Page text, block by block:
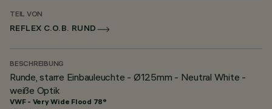
TEIL VON
REFLEX C.O.B. RUND
BESCHREIBUNG
Runde, starre Einbauleuchte - Ø125mm - Neutral White -
weiße Optik
VWF - Very Wide Flood 78°